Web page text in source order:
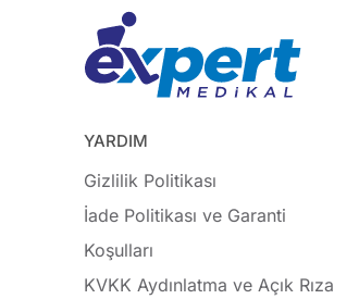
YARDIM
Gizlilik Politikası
İade Politikası ve Garanti
Koşulları
KVKK Aydınlatma ve Açık Rıza